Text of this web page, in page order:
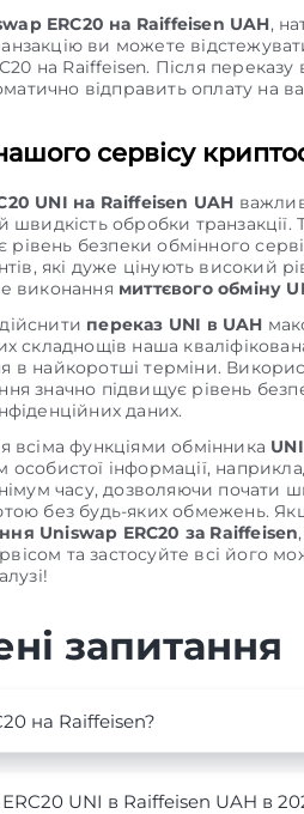
ERC20 на Raiffeisen UAH,
ви можете
на Raiffeisen. Після переказу
відправить оплату на
сервісу
UNI на Raiffeisen UAH
швидкість обробки транзакції.
рівень безпеки обмінного
які дуже цінують високий
виконання миттєвого обміну
переказ UNI в UAH
складнощів наша
в найкоротші терміни.
значно підвищує рівень
даних.
всіма функціями обмінника
інформації,
часу, дозволяючи почати
без будь-яких обмежень.
Uniswap ERC20 за Raiffeisen
та застосуйте всі його
запитання
на Raiffeisen?
UNI в Raiffeisen UAH в